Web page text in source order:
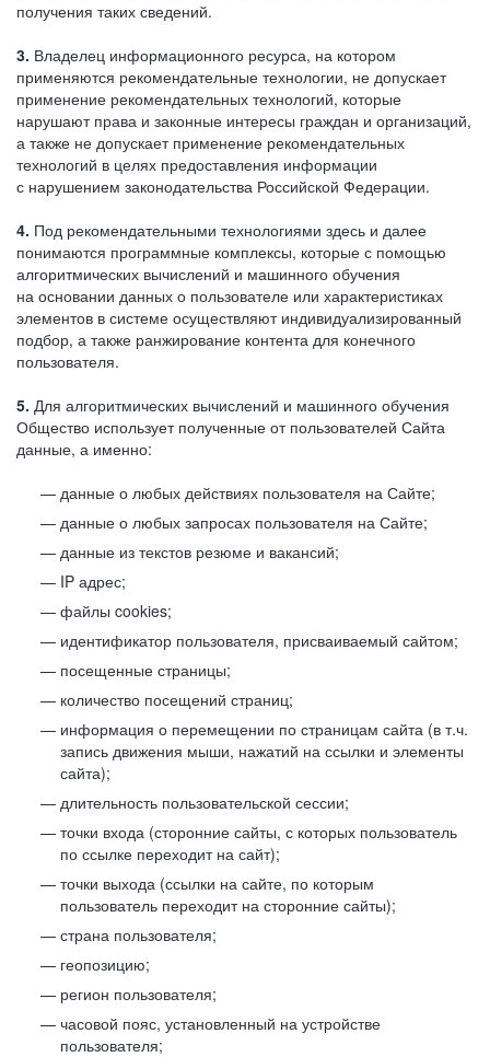
получения таких сведений.
3. Владелец информационного ресурса, на котором
применяются рекомендательные технологии, не допускает
применение рекомендательных технологий, которые
нарушают права и законные интересы граждан и организаций,
а также не допускает применение рекомендательных
технологий в целях предоставления информации
с нарушением законодательства Российской Федерации.
4. Под рекомендательными технологиями здесь и далее
понимаются программные комплексы, которые с помощью
алгоритмических вычислений и машинного обучения
на основании данных о пользователе или характеристиках
элементов в системе осуществляют индивидуализированный
подбор, а также ранжирование контента для конечного
пользователя.
5. Для алгоритмических вычислений и машинного обучения
Общество использует полученные от пользователей Сайта
данные, а именно:
данные о любых действиях пользователя на Сайте;
данные о любых запросах пользователя на Сайте;
данные из текстов резюме и вакансий;
IP адрес;
файлы cookies;
идентификатор пользователя, присваиваемый сайтом;
посещенные страницы;
количество посещений страниц;
информация о перемещении по страницам сайта (в т.ч.
запись движения мыши, нажатий на ссылки и элементы
сайта);
длительность пользовательской сессии;
точки входа (сторонние сайты, с которых пользователь
по ссылке переходит на сайт);
точки выхода (ссылки на сайте, по которым
пользователь переходит на сторонние сайты);
страна пользователя;
геопозицию;
регион пользователя;
часовой пояс, установленный на устройстве
пользователя;